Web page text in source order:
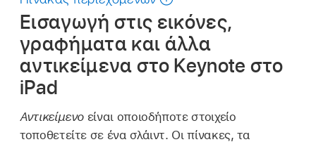
Εισαγωγή στις εικόνες,
γραφήματα και άλλα
αντικείμενα στο Keynote στο
iPad
Αντικείμενο είναι οποιοδήποτε στοιχείο
τοποθετείτε σε ένα σλάιντ. Οι πίνακες, τα